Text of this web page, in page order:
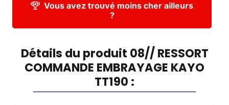
Vous avez trouvé moins cher ailleurs
?
Détails du produit 08// RESSORT
COMMANDE EMBRAYAGE KAYO
TT190 :